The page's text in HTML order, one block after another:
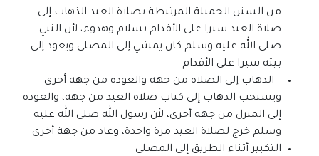
من السنن الجميلة المرتبطة بصلاة العيد الذهاب إلى
صلاة العيد سيرا على الأقدام بسلام وهدوء، لأن النبي
صلى الله عليه وسلم كان يمشي إلى المصلى ويعود إلى
بيته سيرا على الأقدام
– الذهاب إلى الصلاة من جهة والعودة من جهة أخرى
ويستحب الذهاب إلى كتاب صلاة العيد من جهة، والعودة
إلى المنزل من جهة أخرى، لأن رسول الله صلى الله عليه
وسلم خرج لصلاة العيد مرة واحدة، وعاد من جهة أخرى
التكبير أثناء الطريق إلى المصلى